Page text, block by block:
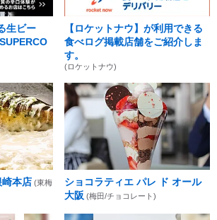
生ビー
【ロケットナウ】が利用できる
食べログ掲載店舗をご紹介しま
す。
(ロケットナウ)
本店 (東梅
ショコラティエ パレ ド オール
大阪 (梅田/チョコレート)